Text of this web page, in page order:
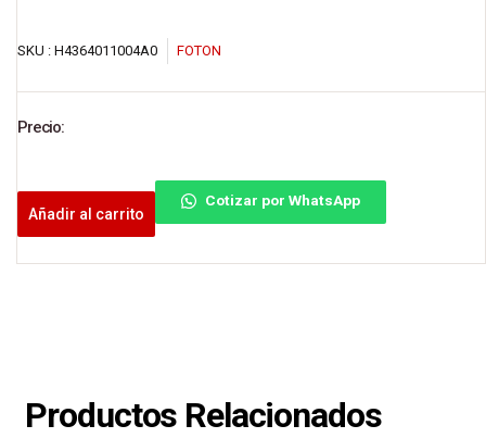
SKU : H4364011004A0 FOTON
Precio:
Añadir al carrito
Cotizar por WhatsApp
Productos Relacionados